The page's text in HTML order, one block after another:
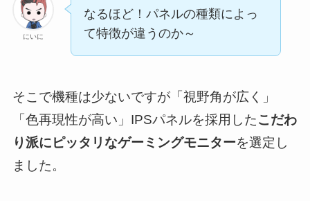
にいに
なるほど！パネルの種類によっ
て特徴が違うのか～
そこで機種は少ないですが「視野角が広く」
「色再現性が高い」IPSパネルを採用したこだわ
り派にピッタリなゲーミングモニターを選定し
ました。